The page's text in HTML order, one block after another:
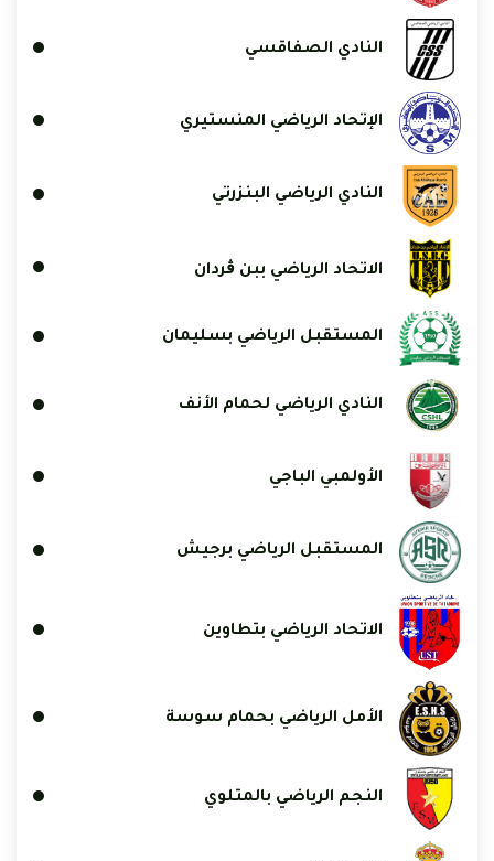
النادي الصفاقسي
الإتحاد الرياضي المنستيري
النادي الرياضي البنزرتي
الاتحاد الرياضي ببن ڨردان
المستقبل الرياضي بسليمان
النادي الرياضي لحمام الأنف
الأولمبي الباجي
المستقبل الرياضي برجيش
الاتحاد الرياضي بتطاوين
الأمل الرياضي بحمام سوسة
النجم الرياضي بالمتلوي